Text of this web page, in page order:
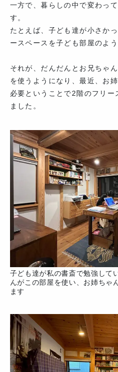
一方で、暮らしの中で変わっ
す。
たとえば、子ども達が小さか
ースペースを子ども部屋のよ
それが、だんだんとお兄ちゃ
を使うようになり、最近、お
必要ということで2階のフリー
ました。
子ども達が私の書斎で勉強して
んがこの部屋を使い、お姉ちゃ
ます